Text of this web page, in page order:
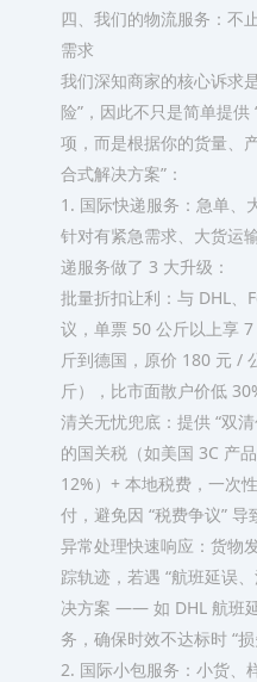
四、我们的物流服务：不
需求​
我们深知商家的核心诉求
险”，因此不只是简单提供
项，而是根据你的货量、
合式解决方案”：​
1. 国际快递服务：急单、
针对有紧急需求、大货运
递服务做了 3 大升级：​
批量折扣让利：与 DHL、
议，单票 50 公斤以上享
斤到德国，原价 180 元 /
斤），比市面散户价低
清关无忧兜底：提供 “双
的国关税（如美国 3C 产
12%）+ 本地税费，一次
付，避免因 “税费争议” 导
异常处理快速响应：货物
踪轨迹，若遇 “航班延误
决方案 —— 如 DHL 航班
务，确保时效不达标时 “损
2. 国际小包服务：小货、